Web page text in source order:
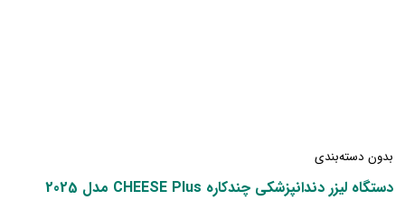
بدون دسته‌بندی
دستگاه لیزر دندانپزشکی چندکاره CHEESE Plus مدل 2025